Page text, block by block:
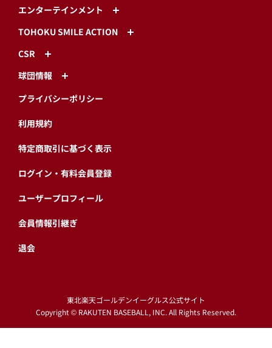
エンターテインメント
TOHOKU SMILE ACTION
CSR
球団情報
プライバシーポリシー
利用規約
特定商取引に基づく表示
ログイン・有料会員登録
ユーザープロフィール
会員情報引継ぎ
退会
東北楽天ゴールデンイーグルス公式サイト
Copyright © RAKUTEN BASEBALL, INC. All Rights Reserved.